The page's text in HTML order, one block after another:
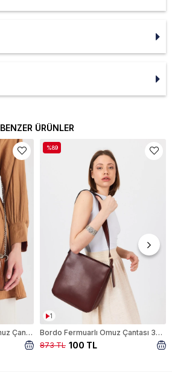
BENZER ÜRÜNLER
Taba Deri Görünümlüü Omuz Çantası 3023
1
Bordo Fermuarlı Omuz Çantası 3026
100 TL
873 TL
%89